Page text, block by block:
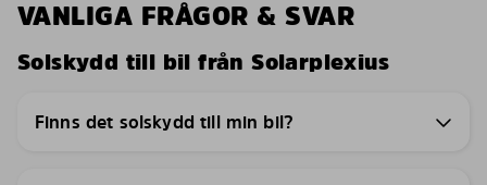
VANLIGA FRÅGOR & SVAR
Solskydd till bil från Solarplexius
Finns det solskydd till min bil?